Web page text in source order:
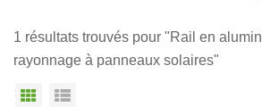
1 résultats trouvés pour "Rail en
rayonnage à panneaux solaires"
Vue grille